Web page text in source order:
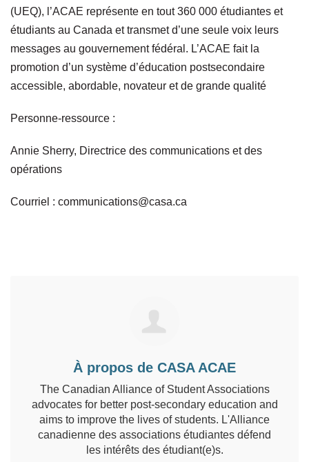
(UEQ), l’ACAE représente en tout 360 000 étudiantes et
étudiants au Canada et transmet d’une seule voix leurs
messages au gouvernement fédéral. L’ACAE fait la
promotion d’un système d’éducation postsecondaire
accessible, abordable, novateur et de grande qualité
Personne-ressource :
Annie Sherry, Directrice des communications et des
opérations
Courriel : communications@casa.ca
À propos de CASA ACAE
The Canadian Alliance of Student Associations
advocates for better post-secondary education and
aims to improve the lives of students. L'Alliance
canadienne des associations étudiantes défend
les intérêts des étudiant(e)s.